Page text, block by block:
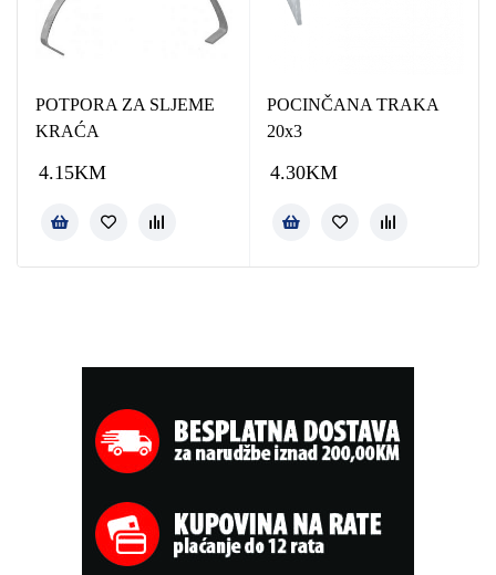
POTPORA ZA SLJEME
KRAĆA
4.15KM
POCINČANA TRAKA
20x3
4.30KM